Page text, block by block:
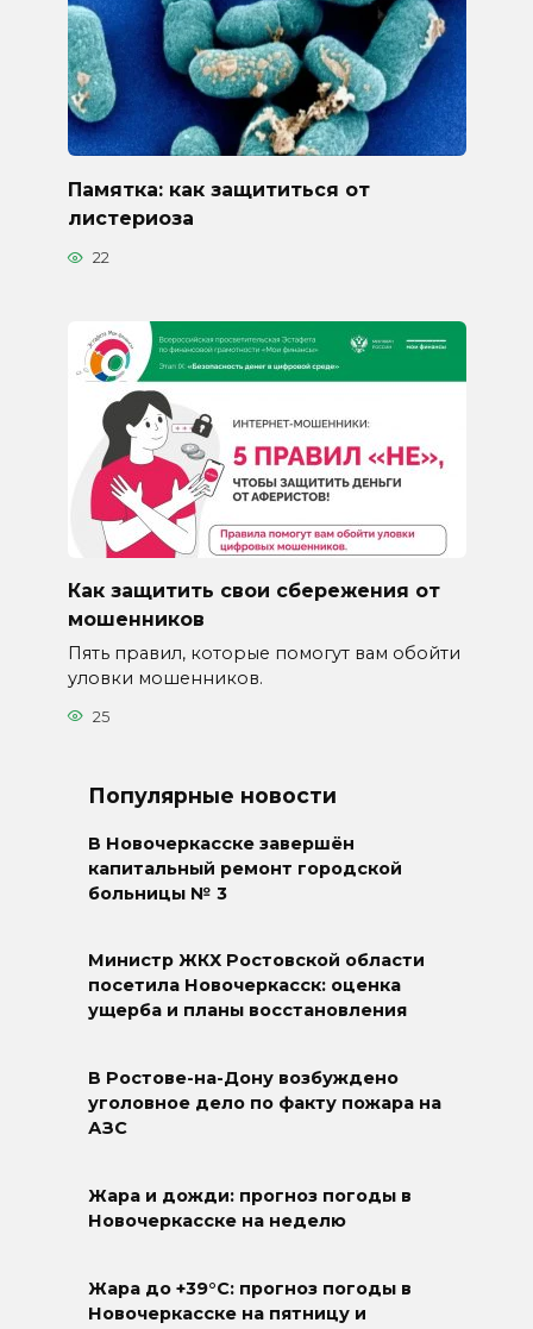
Памятка: как защититься от
листериоза
22
Как защитить свои сбережения от
мошенников
Пять правил, которые помогут вам обойти
уловки мошенников.
25
Популярные новости
В Новочеркасске завершён
капитальный ремонт городской
больницы № 3
Министр ЖКХ Ростовской области
посетила Новочеркасск: оценка
ущерба и планы восстановления
В Ростове-на-Дону возбуждено
уголовное дело по факту пожара на
АЗС
Жара и дожди: прогноз погоды в
Новочеркасске на неделю
Жара до +39°C: прогноз погоды в
Новочеркасске на пятницу и